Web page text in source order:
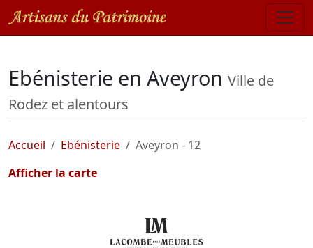
Ebénisterie en Aveyron Ville de
Rodez et alentours
Accueil Ebénisterie
Aveyron - 12
Afficher la carte